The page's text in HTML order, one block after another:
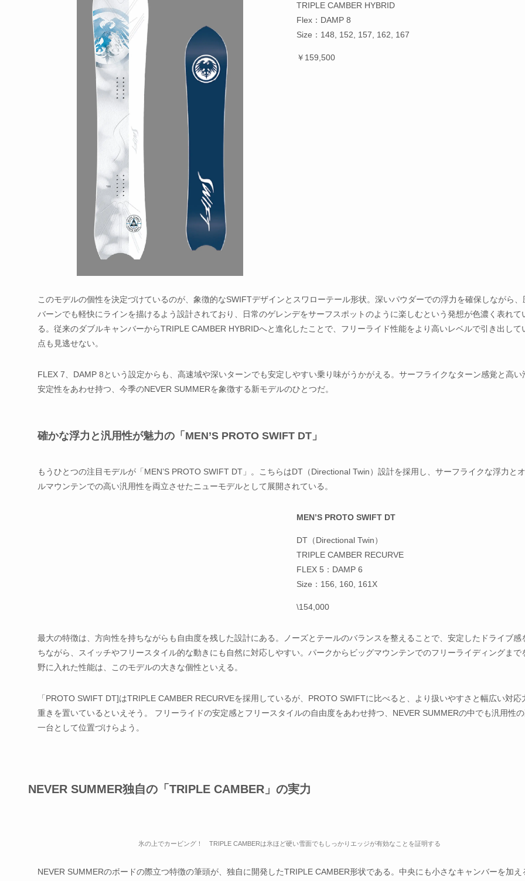
TRIPLE CAMBER HYBRID
Flex：DAMP 8
Size：148, 152, 157, 162, 167
￥159,500
このモデルの個性を決定づけているのが、象徴的なSWIFTデザインとスワローテール形状。深いパウダーでの浮力を確保しながら、
バーンでも軽快にラインを描けるよう設計されており、日常のゲレンデをサーフスポットのように楽しむという発想が色濃く表れて
る。従来のダブルキャンバーからTRIPLE CAMBER HYBRIDへと進化したことで、フリーライド性能をより高いレベルで引き出して
点も見逃せない。
FLEX 7、DAMP 8という設定からも、高速域や深いターンでも安定しやすい乗り味がうかがえる。サーフライクなターン感覚と高い
安定性をあわせ持つ、今季のNEVER SUMMERを象徴する新モデルのひとつだ。
確かな浮力と汎用性が魅力の「MEN’S PROTO SWIFT DT」
もうひとつの注目モデルが「MEN’S PROTO SWIFT DT」。こちらはDT（Directional Twin）設計を採用し、サーフライクな浮力と
ルマウンテンでの高い汎用性を両立させたニューモデルとして展開されている。
MEN’S PROTO SWIFT DT
DT（Directional Twin）
TRIPLE CAMBER RECURVE
FLEX 5：DAMP 6
Size：156, 160, 161X
\154,000
最大の特徴は、方向性を持ちながらも自由度を残した設計にある。ノーズとテールのバランスを整えることで、安定したドライブ感
ちながら、スイッチやフリースタイル的な動きにも自然に対応しやすい。パークからビッグマウンテンでのフリーライディングまで
野に入れた性能は、このモデルの大きな個性といえる。
「PROTO SWIFT DT]はTRIPLE CAMBER RECURVEを採用しているが、PROTO SWIFTに比べると、より扱いやすさと幅広い対応
重きを置いているといえそう。 フリーライドの安定感とフリースタイルの自由度をあわせ持つ、NEVER SUMMERの中でも汎用性
一台として位置づけらよう。
NEVER SUMMER独自の「TRIPLE CAMBER」の実力
氷の上でカービング！ TRIPLE CAMBERは氷ほど硬い雪面でもしっかりエッジが有効なことを証明する
NEVER SUMMERのボードの際立つ特徴の筆頭が、独自に開発したTRIPLE CAMBER形状である。中央にも小さなキャンバーを加え